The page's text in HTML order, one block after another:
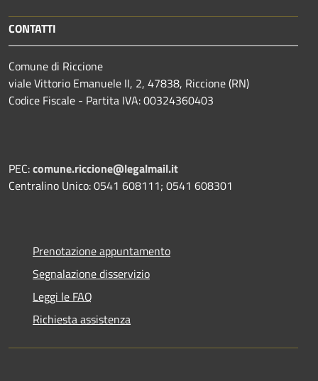
CONTATTI
Comune di Riccione
viale Vittorio Emanuele II, 2, 47838, Riccione (RN)
Codice Fiscale - Partita IVA: 00324360403
PEC:comune.riccione@legalmail.it
Centralino Unico: 0541 608111; 0541 608301
Prenotazione appuntamento
Segnalazione disservizio
Leggi le FAQ
Richiesta assistenza